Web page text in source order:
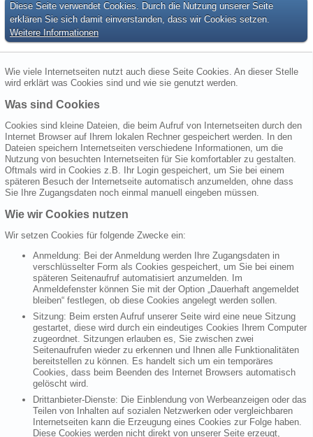
Diese Seite verwendet Cookies. Durch die Nutzung unserer Seite
erklären Sie sich damit einverstanden, dass wir Cookies setzen.
Weitere Informationen
Wie viele Internetseiten nutzt auch diese Seite Cookies. An dieser Stelle
wird erklärt was Cookies sind und wie sie genutzt werden.
Was sind Cookies
Cookies sind kleine Dateien, die beim Aufruf von Internetseiten durch den
Internet Browser auf Ihrem lokalen Rechner gespeichert werden. In den
Dateien speichern Internetseiten verschiedene Informationen, um die
Nutzung von besuchten Internetseiten für Sie komfortabler zu gestalten.
Oftmals wird in Cookies z.B. Ihr Login gespeichert, um Sie bei einem
späteren Besuch der Internetseite automatisch anzumelden, ohne dass
Sie Ihre Zugangsdaten noch einmal manuell eingeben müssen.
Wie wir Cookies nutzen
Wir setzen Cookies für folgende Zwecke ein:
Anmeldung: Bei der Anmeldung werden Ihre Zugangsdaten in
verschlüsselter Form als Cookies gespeichert, um Sie bei einem
späteren Seitenaufruf automatisiert anzumelden. Im
Anmeldefenster können Sie mit der Option „Dauerhaft angemeldet
bleiben“ festlegen, ob diese Cookies angelegt werden sollen.
Sitzung: Beim ersten Aufruf unserer Seite wird eine neue Sitzung
gestartet, diese wird durch ein eindeutiges Cookies Ihrem Computer
zugeordnet. Sitzungen erlauben es, Sie zwischen zwei
Seitenaufrufen wieder zu erkennen und Ihnen alle Funktionalitäten
bereitstellen zu können. Es handelt sich um ein temporäres
Cookies, dass beim Beenden des Internet Browsers automatisch
gelöscht wird.
Drittanbieter-Dienste: Die Einblendung von Werbeanzeigen oder das
Teilen von Inhalten auf sozialen Netzwerken oder vergleichbaren
Internetseiten kann die Erzeugung eines Cookies zur Folge haben.
Diese Cookies werden nicht direkt von unserer Seite erzeugt,